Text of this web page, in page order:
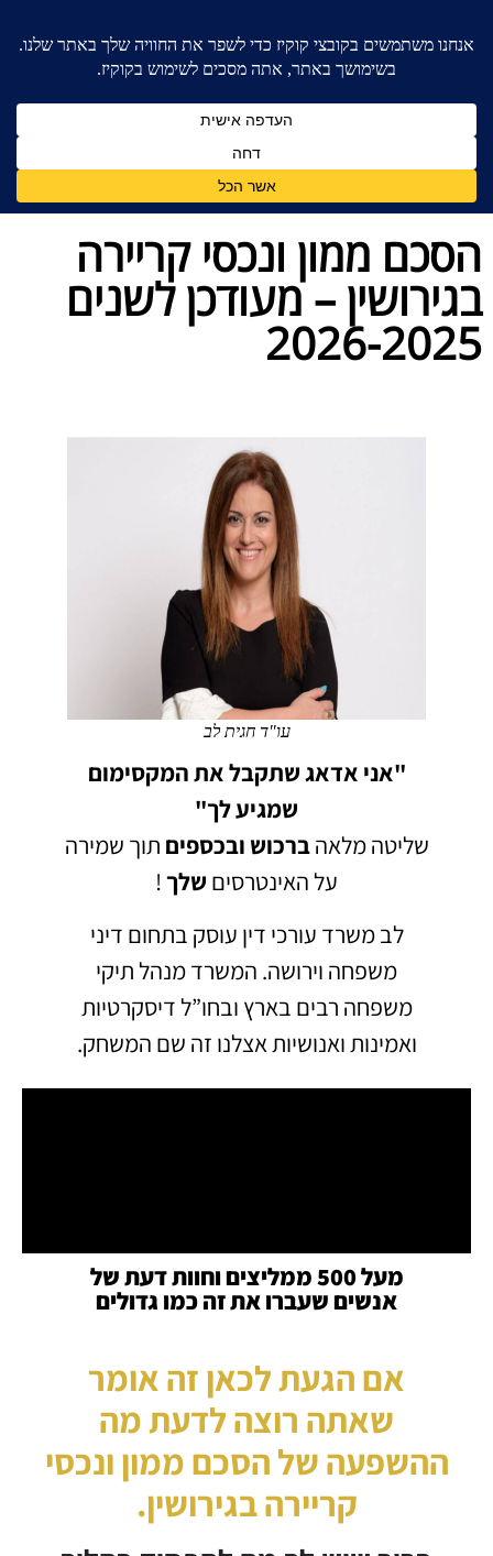
בלוג מאמרים - משרד עורכי דין לענייני משפחה
הסכם ממון ונכסי קריירה
בגירושין – מעודכן לשנים
2026-2025
עו"ד חגית לב
"אני אדאג שתקבל את המקסימום
שמגיע לך"
שליטה מלאהברכוש ובכספים תוך שמירה
על האינטרסים שלך!
לב משרד עורכי דין עוסק בתחום דיני
משפחה וירושה. המשרד מנהל תיקי
משפחה רבים בארץ ובחו”ל דיסקרטיות
ואמינות ואנושיות אצלנו זה שם המשחק.
מעל 500 ממליצים וחוות דעת של
אנשים שעברו את זה כמו גדולים
אם הגעת לכאן זה אומר
שאתה רוצה לדעת מה
ההשפעה של הסכם ממון ונכסי
קריירה בגירושין.